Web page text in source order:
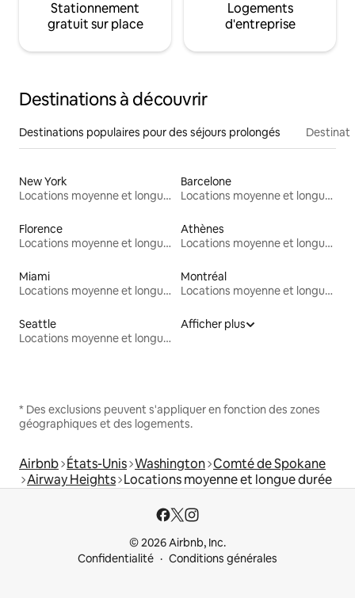
Stationnement
gratuit sur place
Logements
d'entreprise
Destinations à découvrir
Destinations populaires pour des séjours prolongés
New York
Locations moyenne et longue durée
Barcelone
Locations moyenne et longue durée
Florence
Locations moyenne et longue durée
Athènes
Locations moyenne et longue durée
Miami
Locations moyenne et longue durée
Montréal
Locations moyenne et longue durée
Seattle
Locations moyenne et longue durée
Afficher plus
* Des exclusions peuvent s'appliquer en fonction des zones
géographiques et des logements.
Airbnb États-Unis Washington Comté de Spokane
Airway Heights Locations moyenne et longue durée
© 2026 Airbnb, Inc.
Confidentialité
Conditions générales